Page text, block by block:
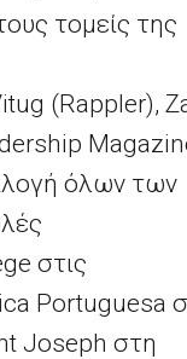
τομείς της
(Rappler),
όλων των
στις
Portuguesa
Joseph στη